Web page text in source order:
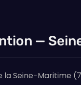
—
la Seine-Maritime